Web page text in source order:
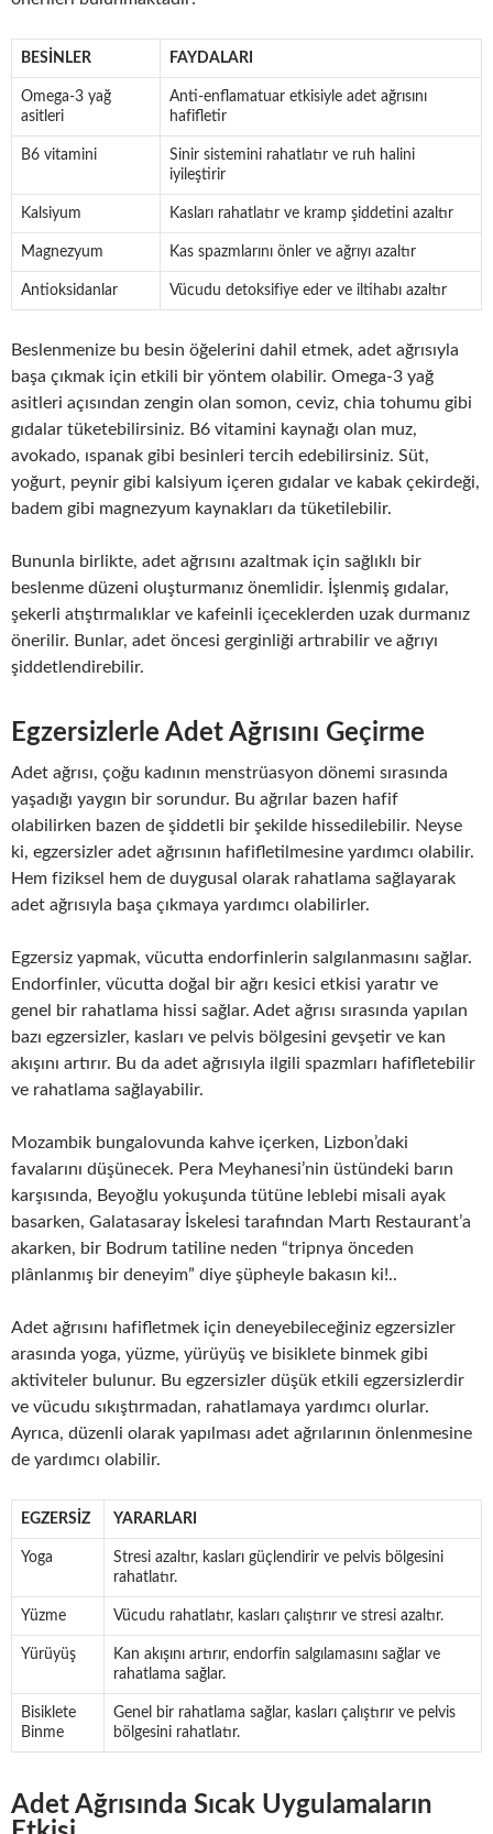
BESINLER FAYDALARI
Omega-3 yağ
asitleri
Anti-enflamatuar etkisiyle adet ağrısını
hafifletir
B6 vitamini
Sinir sistemini rahatlatır ve ruh halini
iyileştirir
Kalsiyum Kasları rahatlatır ve kramp şiddetini azaltır
Magnezyum Kas spazmlarını önler ve ağrıyı azaltır
Antioksidanlar Vücudu detoksifiye eder ve iltihabı azaltır
Beslenmenize bu besin öğelerini dahil etmek, adet ağrısıyla
başa çıkmak için etkili bir yöntem olabilir. Omega-3 yağ
asitleri açısından zengin olan somon, ceviz, chia tohumu gibi
gıdalar tüketebilirsiniz. B6 vitamini kaynağı olan muz,
avokado, ıspanak gibi besinleri tercih edebilirsiniz. Süt,
yoğurt, peynir gibi kalsiyum içeren gıdalar ve kabak çekirdeği,
badem gibi magnezyum kaynakları da tüketilebilir.
Bununla birlikte, adet ağrısını azaltmak için sağlıklı bir
beslenme düzeni oluşturmanız önemlidir. İşlenmiş gıdalar,
şekerli atıştırmalıklar ve kafeinli içeceklerden uzak durmanız
önerilir. Bunlar, adet öncesi gerginliği artırabilir ve ağrıyı
şiddetlendirebilir.
Egzersizlerle Adet Ağrısını Geçirme
Adet ağrısı, çoğu kadının menstrüasyon dönemi sırasında
yaşadığı yaygın bir sorundur. Bu ağrılar bazen hafif
olabilirken bazen de şiddetli bir şekilde hissedilebilir. Neyse
ki, egzersizler adet ağrısının hafifletilmesine yardımcı olabilir.
Hem fiziksel hem de duygusal olarak rahatlama sağlayarak
adet ağrısıyla başa çıkmaya yardımcı olabilirler.
Egzersiz yapmak, vücutta endorfinlerin salgılanmasını sağlar.
Endorfinler, vücutta doğal bir ağrı kesici etkisi yaratır ve
genel bir rahatlama hissi sağlar. Adet ağrısı sırasında yapılan
bazı egzersizler, kasları ve pelvis bölgesini gevşetir ve kan
akışını artırır. Bu da adet ağrısıyla ilgili spazmları hafifletebilir
ve rahatlama sağlayabilir.
Mozambik bungalovunda kahve içerken, Lizbon’daki
favalarını düşünecek. Pera Meyhanesi’nin üstündeki barın
karşısında, Beyoğlu yokuşunda tütüne leblebi misali ayak
basarken, Galatasaray İskelesi tarafından Martı Restaurant’a
akarken, bir Bodrum tatiline neden “tripnya önceden
plânlanmış bir deneyim” diye şüpheyle bakasın ki!..
Adet ağrısını hafifletmek için deneyebileceğiniz egzersizler
arasında yoga, yüzme, yürüyüş ve bisiklete binmek gibi
aktiviteler bulunur. Bu egzersizler düşük etkili egzersizlerdir
ve vücudu sıkıştırmadan, rahatlamaya yardımcı olurlar.
Ayrıca, düzenli olarak yapılması adet ağrılarının önlenmesine
de yardımcı olabilir.
EGZERSIZ YARARLARI
Yoga
Stresi azaltır, kasları güçlendirir ve pelvis bölgesini
rahatlatır.
Yüzme Vücudu rahatlatır, kasları çalıştırır ve stresi azaltır.
Yürüyüş
Kan akışını artırır, endorfin salgılamasını sağlar ve
rahatlama sağlar.
Bisiklete
Binme
Genel bir rahatlama sağlar, kasları çalıştırır ve pelvis
bölgesini rahatlatır.
Adet Ağrısında Sıcak Uygulamaların